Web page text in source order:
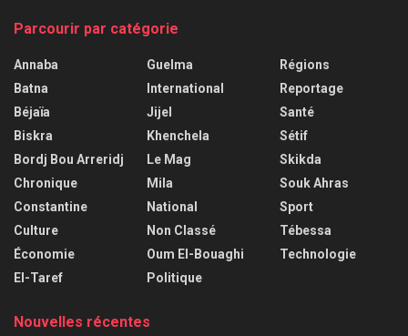
Parcourir par catégorie
Annaba
Batna
Béjaïa
Biskra
Bordj Bou Arreridj
Chronique
Constantine
Culture
Économie
El-Taref
Guelma
International
Jijel
Khenchela
Le Mag
Mila
National
Non Classé
Oum El-Bouaghi
Politique
Régions
Reportage
Santé
Sétif
Skikda
Souk Ahras
Sport
Tébessa
Technologie
Nouvelles récentes